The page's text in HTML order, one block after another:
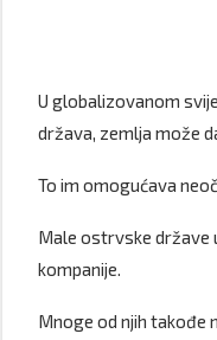
U globalizovanom
država, zemlja može
To im omogućava
Male ostrvske države
kompanije.
Mnoge od njih takođe